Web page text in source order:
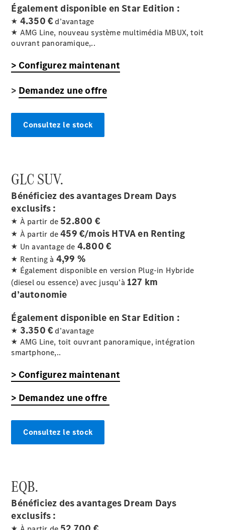
terrain
Classe G
Véhicule
tout-terrain
Configurateur
Voitures
neuves
rapidement
Tous les
Breaks
CLA
Shooting
Brake
Électrique
CLA
Shooting
Brake
Classe C
Break
Classe C
Terrain
Classe E
Break
Classe E
Break All-
Terrain
Configurateur
Voitures
neuves
rapidement
Tous les
Également disponible en Star Edition :
★ 4.350 € d’avantage
★ AMG Line, nouveau système multimédia MBUX, toit
ouvrant panoramique,..
> Configurez maintenant
> Demandez une offre
Consultez le stock
GLCSUV.
Bénéficiez des avantages Dream Days
exclusifs :
★ À partir de 52.800 €
★ À partir de459 €/mois HTVA en Renting
★ Un avantage de 4.800 €
★ Renting à 4,99 %
★ Également disponible en version Plug-in Hybride
(diesel ou essence) avec jusqu’à 127 km
d’autonomie
Également disponible en Star Edition :
★ 3.350 € d’avantage
★ AMG Line, toit ouvrant panoramique, intégration
smartphone,..
> Configurez maintenant
> Demandez une offre
Consultez le stock
EQB.
Bénéficiez des avantages Dream Days
exclusifs :